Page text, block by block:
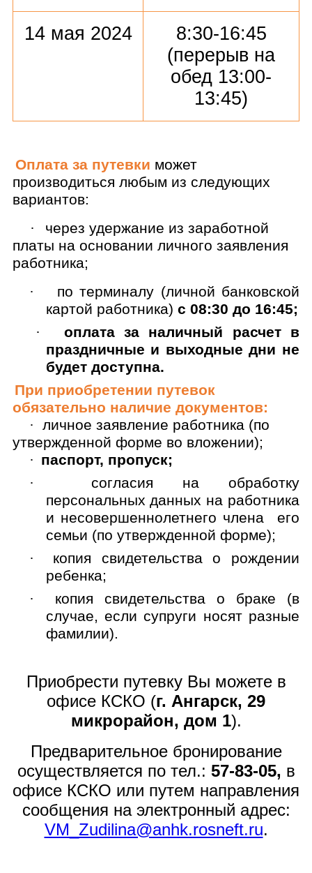
14 мая 2024
8:30-16:45
(перерыв на
обед 13:00-
13:45)
Оплата за путевки может
производиться любым из следующих
вариантов:
· через удержание из заработной
платы на основании личного заявления
работника;
·
по терминалу (личной банковской
картой работника) с 08:30 до 16:45;
·
оплата за наличный расчет в
праздничные и выходные дни не
будет доступна.
При приобретении путевок
обязательно наличие документов:
· личное заявление работника (по
утвержденной форме во вложении);
· паспорт, пропуск;
· согласия на обработку
персональных данных на работника
и несовершеннолетнего члена его
семьи (по утвержденной форме);
· копия свидетельства о рождении
ребенка;
· копия свидетельства о браке (в
случае, если супруги носят разные
фамилии).
Приобрести путевку Вы можете в
офисе КСКО (г. Ангарск, 29
микрорайон, дом 1).
Предварительное бронирование
осуществляется по тел.: 57-83-05, в
офисе КСКО или путем направления
сообщения на электронный адрес:
VM_Zudilina@anhk.rosneft.ru.